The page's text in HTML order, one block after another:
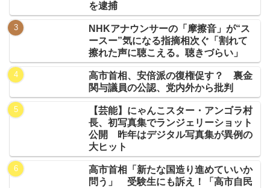
を逮捕
NHKアナウンサーの「摩擦音」が“ス
ースー”気になる指摘相次ぐ「割れて
擦れた声に聴こえる。聴きづらい」
高市首相、安倍派の復権促す？ 裏金
関与議員の公認、党内外から批判
【芸能】にゃんこスター・アンゴラ村
長、初写真集でランジェリーショット
公開 昨年はデジタル写真集が異例の
大ヒット
高市首相「新たな国造り進めていいか
問う」 受験生にも訴え！「高市自民